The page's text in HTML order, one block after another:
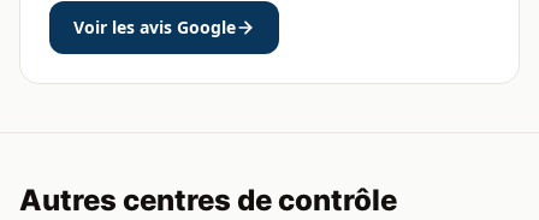
Voir les avis Google
Autres centres de contrôle